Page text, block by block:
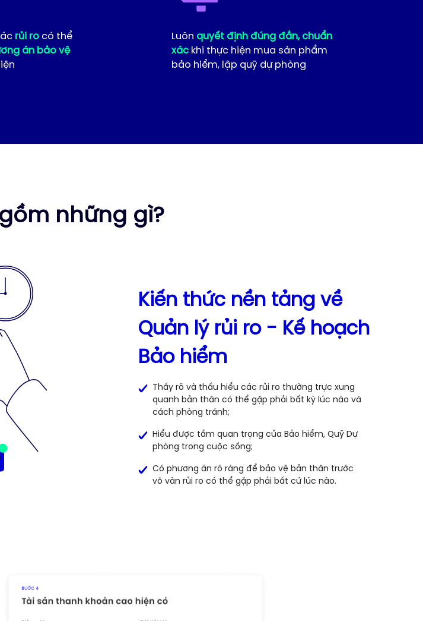
rủi ro có thể
án bảo vệ
Luôn quyết định đúng đắn, chuẩn
xác khi thực hiện mua sản phẩm
bảo hiểm, lập quỹ dự phòng
những gì?
Kiến thức nền tảng về
Quản lý rủi ro - Kế hoạch
Bảo hiểm
Thấy rõ và thấu hiểu các rủi ro thường trực xung
quanh bản thân có thể gặp phải bất kỳ lúc nào và
cách phòng tránh;
Hiểu được tầm quan trọng của Bảo hiểm, Quỹ Dự
phòng trong cuộc sống;
Có phương án rõ ràng để bảo vệ bản thân trước
vô vàn rủi ro có thể gặp phải bất cứ lúc nào.